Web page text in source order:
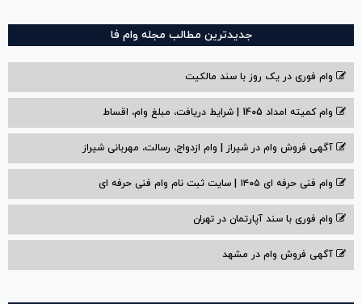
جدیدترین مطالب مجله وام فا
وام فوری در یک روز با سند مالکیت
وام کمیته امداد 1405 | شرایط دریافت، مبلغ وام، اقساط
آگهی فروش وام در شیراز | وام ازدواج، رسالت، مهربانی شیراز
وام فنی حرفه ای ۱۴۰۵ | سایت ثبت نام وام فنی حرفه ای
وام فوری با سند آپارتمان در تهران
آگهی فروش وام در مشهد